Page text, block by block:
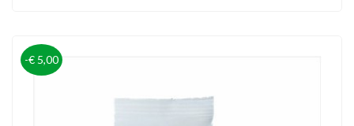
-€ 5,00